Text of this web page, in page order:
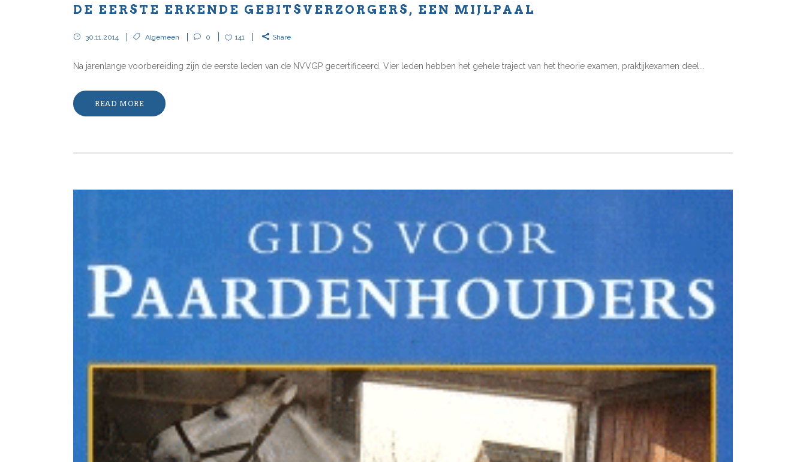
DE EERSTE ERKENDE GEBITSVERZORGERS, EEN MIJLPAAL
30.11.2014 Algemeen 0 141 Share
Na jarenlange voorbereiding zijn de eerste leden van de NVVGP gecertificeerd. Vier leden hebben het gehele traject van het theorie examen, praktijkexamen deel...
READ MORE